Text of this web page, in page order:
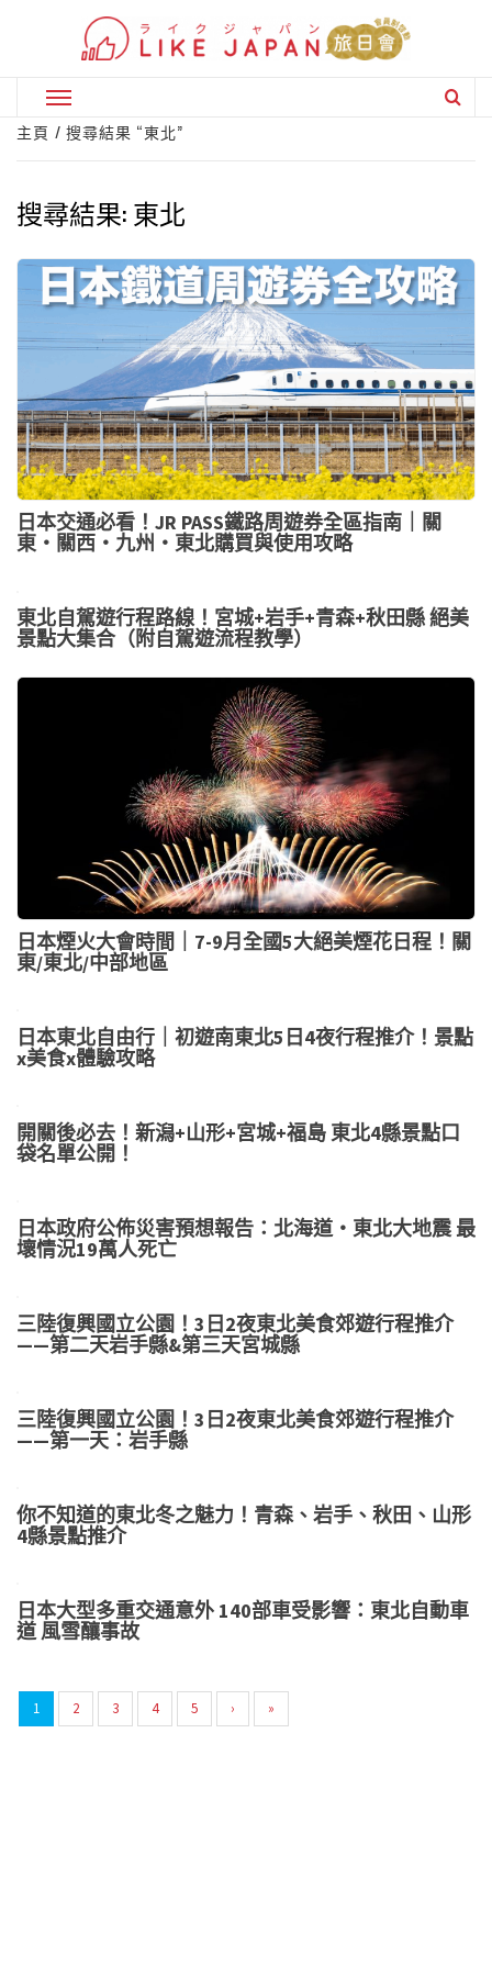
Primary
Menu
主頁 搜尋結果 “東北”
搜尋結果:東北
日本交通必看！JR PASS鐵路周遊券全區指南｜關
東・關西・九州・東北購買與使用攻略
東北自駕遊行程路線！宮城+岩手+青森+秋田縣 絕美
景點大集合（附自駕遊流程教學）
日本煙火大會時間｜7-9月全國5大絕美煙花日程！關
東/東北/中部地區
日本東北自由行｜初遊南東北5日4夜行程推介！景點
x美食x體驗攻略
開關後必去！新潟+山形+宮城+福島 東北4縣景點口
袋名單公開！
日本政府公佈災害預想報告：北海道・東北大地震 最
壞情況19萬人死亡
三陸復興國立公園！3日2夜東北美食郊遊行程推介
——第二天岩手縣&第三天宮城縣
三陸復興國立公園！3日2夜東北美食郊遊行程推介
——第一天：岩手縣
你不知道的東北冬之魅力！青森、岩手、秋田、山形
4縣景點推介
日本大型多重交通意外 140部車受影響：東北自動車
道 風雪釀事故
1 2 3 4 5 › »